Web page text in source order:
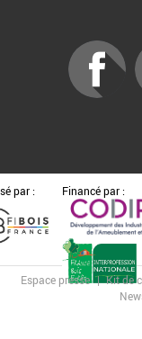
par : Financé par :
Espace presse Kit de